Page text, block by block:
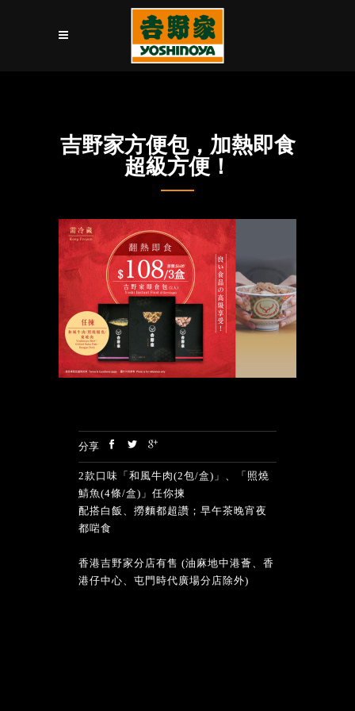
吉野家方便包，加熱即食
超級方便！
分享
2款口味「和風牛肉(2包/盒)」、「照燒
鯖魚(4條/盒)」任你揀
配搭白飯、撈麵都超讚；早午茶晚宵夜
都啱食
香港吉野家分店有售 (油麻地中港薈、香
港仔中心、屯門時代廣場分店除外)